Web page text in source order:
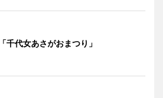
千代女あさがおまつり」